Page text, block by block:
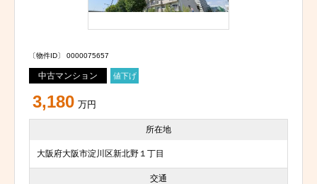
〔物件ID〕 0000075657
中古マンション 値下げ
3,180 万円
所在地
大阪府大阪市淀川区新北野１丁目
交通